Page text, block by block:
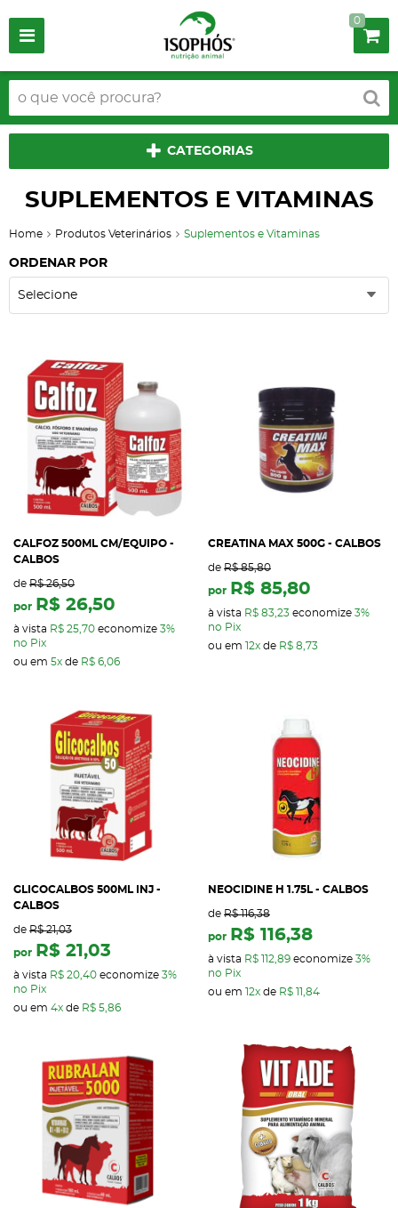
0
CATEGORIAS
SUPLEMENTOS E VITAMINAS
Home Produtos Veterinários Suplementos e Vitaminas
ORDENAR POR
Selecione
CALFOZ 500ML CM/EQUIPO -
CALBOS
de R$ 26,50
por R$ 26,50
à vista R$ 25,70 economize 3%
no Pix
ou em 5x de R$ 6,06
CREATINA MAX 500G - CALBOS
de R$ 85,80
por R$ 85,80
à vista R$ 83,23 economize 3%
no Pix
ou em 12x de R$ 8,73
GLICOCALBOS 500ML INJ -
CALBOS
de R$ 21,03
por R$ 21,03
à vista R$ 20,40 economize 3%
no Pix
ou em 4x de R$ 5,86
NEOCIDINE H 1.75L - CALBOS
de R$ 116,38
por R$ 116,38
à vista R$ 112,89 economize 3%
no Pix
ou em 12x de R$ 11,84